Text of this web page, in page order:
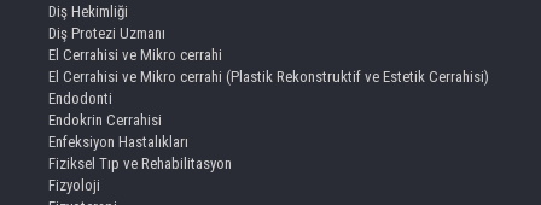
Diş Hekimliği
Diş Protezi Uzmanı
El Cerrahisi ve Mikro cerrahi
El Cerrahisi ve Mikro cerrahi (Plastik Rekonstruktif ve Estetik Cerrahisi)
Endodonti
Endokrin Cerrahisi
Enfeksiyon Hastalıkları
Fiziksel Tıp ve Rehabilitasyon
Fizyoloji